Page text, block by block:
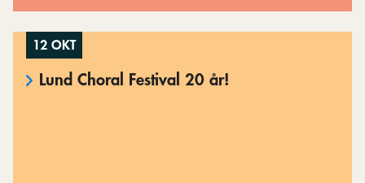
12 OKT
Lund Choral Festival 20 år!